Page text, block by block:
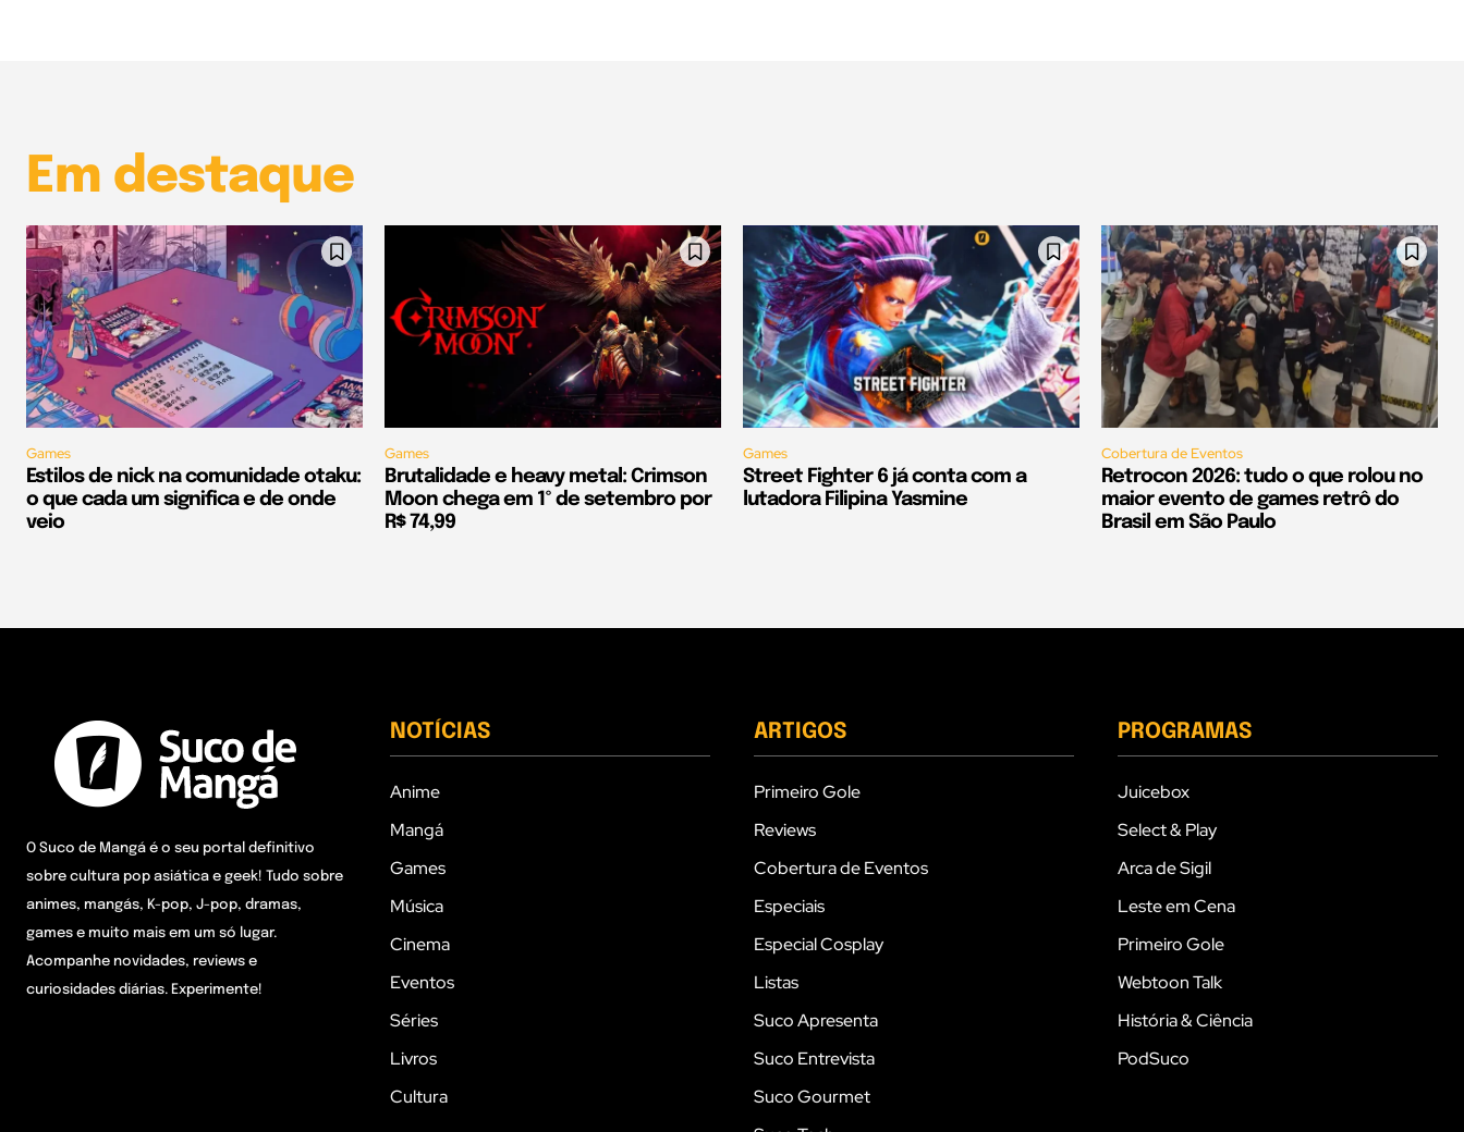
Em destaque
Games
Estilos de nick na comunidade otaku:
o que cada um significa e de onde
veio
Games
Brutalidade e heavy metal: Crimson
Moon chega em 1º de setembro por
R$ 74,99
Games
Street Fighter 6 já conta com a
lutadora Filipina Yasmine
Cobertura de Eventos
Retrocon 2026: tudo o que rolou no
maior evento de games retrô do
Brasil em São Paulo
O Suco de Mangá é o seu portal definitivo
sobre cultura pop asiática e geek! Tudo sobre
animes, mangás, K-pop, J-pop, dramas,
games e muito mais em um só lugar.
Acompanhe novidades, reviews e
curiosidades diárias. Experimente!
NOTÍCIAS
Anime
Mangá
Games
Música
Cinema
Eventos
Séries
Livros
Cultura
ARTIGOS
Primeiro Gole
Reviews
Cobertura de Eventos
Especiais
Especial Cosplay
Listas
Suco Apresenta
Suco Entrevista
Suco Gourmet
PROGRAMAS
Juicebox
Select & Play
Arca de Sigil
Leste em Cena
Primeiro Gole
Webtoon Talk
História & Ciência
PodSuco